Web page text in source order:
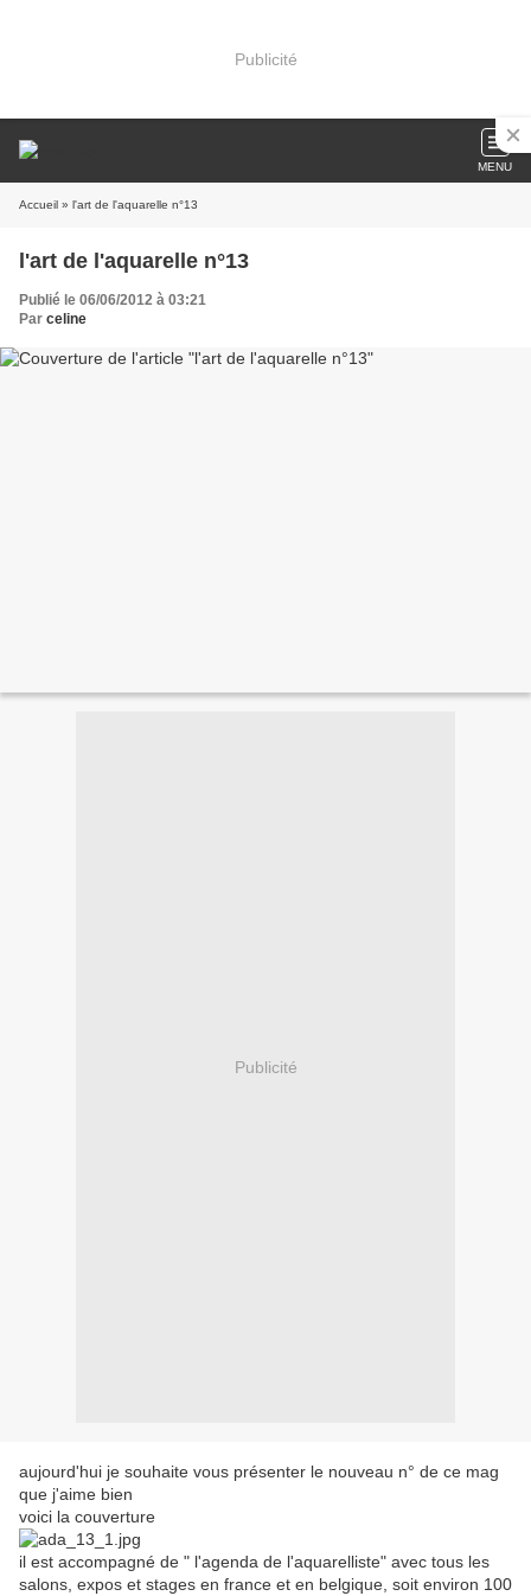
Publicité
MENU
Accueil » l'art de l'aquarelle n°13
l'art de l'aquarelle n°13
Publié le 06/06/2012 à 03:21
Par celine
Publicité
aujourd'hui je souhaite vous présenter le nouveau n° de ce mag
que j'aime bien
voici la couverture
il est accompagné de " l'agenda de l'aquarelliste" avec tous les
salons, expos et stages en france et en belgique, soit environ 100